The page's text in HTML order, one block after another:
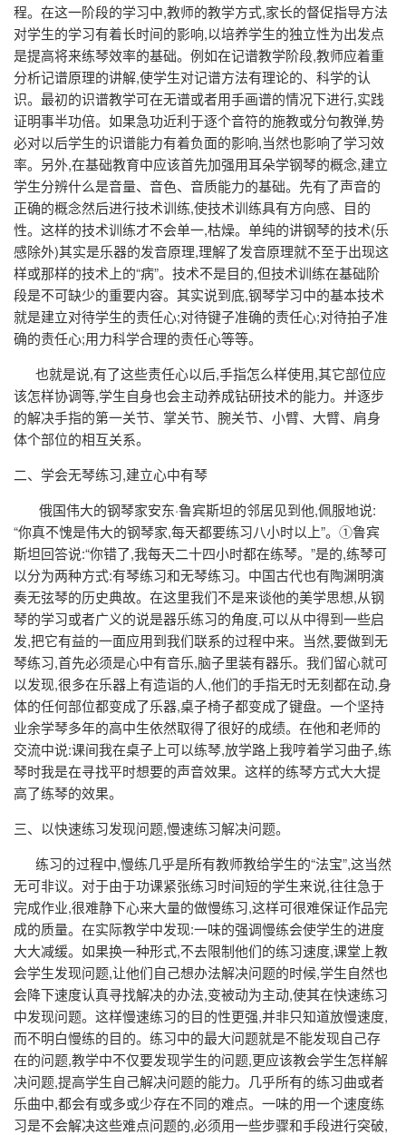
程。在这一阶段的学习中,教师的教学方式,家长的督促指导方法
对学生的学习有着长时间的影响,以培养学生的独立性为出发点
是提高将来练琴效率的基础。例如在记谱教学阶段,教师应着重
分析记谱原理的讲解,使学生对记谱方法有理论的、科学的认
识。最初的识谱教学可在无谱或者用手画谱的情况下进行,实践
证明事半功倍。如果急功近利于逐个音符的施教或分句教弹,势
必对以后学生的识谱能力有着负面的影响,当然也影响了学习效
率。另外,在基础教育中应该首先加强用耳朵学钢琴的概念,建立
学生分辨什么是音量、音色、音质能力的基础。先有了声音的
正确的概念然后进行技术训练,使技术训练具有方向感、目的
性。这样的技术训练才不会单一,枯燥。单纯的讲钢琴的技术(乐
感除外)其实是乐器的发音原理,理解了发音原理就不至于出现这
样或那样的技术上的“病”。技术不是目的,但技术训练在基础阶
段是不可缺少的重要内容。其实说到底,钢琴学习中的基本技术
就是建立对待学生的责任心;对待键子准确的责任心;对待拍子准
确的责任心;用力科学合理的责任心等等。
也就是说,有了这些责任心以后,手指怎么样使用,其它部位应
该怎样协调等,学生自身也会主动养成钻研技术的能力。并逐步
的解决手指的第一关节、掌关节、腕关节、小臂、大臂、肩身
体个部位的相互关系。
二、学会无琴练习,建立心中有琴
俄国伟大的钢琴家安东·鲁宾斯坦的邻居见到他,佩服地说:
“你真不愧是伟大的钢琴家,每天都要练习八小时以上”。①鲁宾
斯坦回答说:“你错了,我每天二十四小时都在练琴。”是的,练琴可
以分为两种方式:有琴练习和无琴练习。中国古代也有陶渊明演
奏无弦琴的历史典故。在这里我们不是来谈他的美学思想,从钢
琴的学习或者广义的说是器乐练习的角度,可以从中得到一些启
发,把它有益的一面应用到我们联系的过程中来。当然,要做到无
琴练习,首先必须是心中有音乐,脑子里装有器乐。我们留心就可
以发现,很多在乐器上有造诣的人,他们的手指无时无刻都在动,身
体的任何部位都变成了乐器,桌子椅子都变成了键盘。一个坚持
业余学琴多年的高中生依然取得了很好的成绩。在他和老师的
交流中说:课间我在桌子上可以练琴,放学路上我哼着学习曲子,练
琴时我是在寻找平时想要的声音效果。这样的练琴方式大大提
高了练琴的效果。
三、以快速练习发现问题,慢速练习解决问题。
练习的过程中,慢练几乎是所有教师教给学生的“法宝”,这当然
无可非议。对于由于功课紧张练习时间短的学生来说,往往急于
完成作业,很难静下心来大量的做慢练习,这样可很难保证作品完
成的质量。在实际教学中发现:一味的强调慢练会使学生的进度
大大减缓。如果换一种形式,不去限制他们的练习速度,课堂上教
会学生发现问题,让他们自己想办法解决问题的时候,学生自然也
会降下速度认真寻找解决的办法,变被动为主动,使其在快速练习
中发现问题。这样慢速练习的目的性更强,并非只知道放慢速度,
而不明白慢练的目的。练习中的最大问题就是不能发现自己存
在的问题,教学中不仅要发现学生的问题,更应该教会学生怎样解
决问题,提高学生自己解决问题的能力。几乎所有的练习曲或者
乐曲中,都会有或多或少存在不同的难点。一味的用一个速度练
习是不会解决这些难点问题的,必须用一些步骤和手段进行突破,